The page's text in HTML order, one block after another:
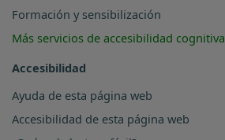
Formación y sensibilización
Más servicios de accesibilidad cognitiva
Accesibilidad
Ayuda de esta página web
Accesibilidad de esta página web